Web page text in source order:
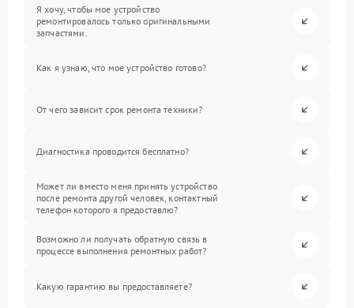
Я хочу, чтобы мое устройство
ремонтировалось только оригинальными
запчастями.
Как я узнаю, что мое устройство готово?
От чего зависит срок ремонта техники?
Диагностика проводится бесплатно?
Может ли вместо меня принять устройство
после ремонта другой человек, контактный
телефон которого я предоставлю?
Возможно ли получать обратную связь в
процессе выполнения ремонтных работ?
Какую гарантию вы предоставляете?